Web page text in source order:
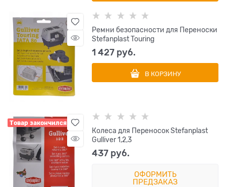
Ремни безопасности для Переноски
Stefanplast Touring
1 427 руб.
В КОРЗИНУ
Товар закончился
Колеса для Переносок Stefanplast
Gulliver 1,2,3
437 руб.
ОФОРМИТЬ
ПРЕДЗАКАЗ